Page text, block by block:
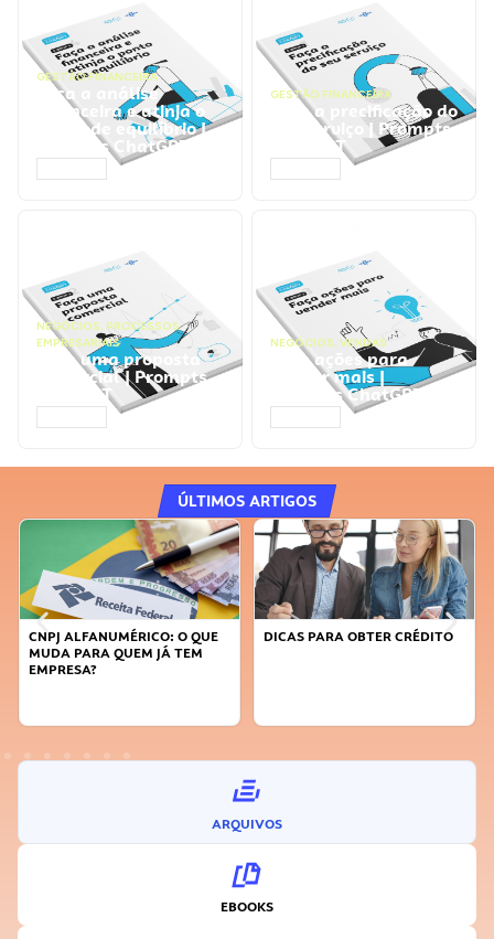
GESTÃO FINANCEIRA
Faça a análise
financeira e atinja o
ponto de equilíbrio |
Prompts ChatGPT
GESTÃO FINANCEIRA
Faça a precificação do
seu serviço | Prompts
ChatGPT
NEGÓCIOS, PROCESSOS
EMPRESARIAIS
Faça uma proposta
comercial | Prompts
ChatGPT
NEGÓCIOS, VENDAS
Faça ações para
vender mais |
Prompts ChatGPT
ÚLTIMOS ARTIGOS
DICAS PARA OBTER CRÉDITO
FAÇA A DIFERENÇA: SEJA
ARQUIVOS
EBOOKS